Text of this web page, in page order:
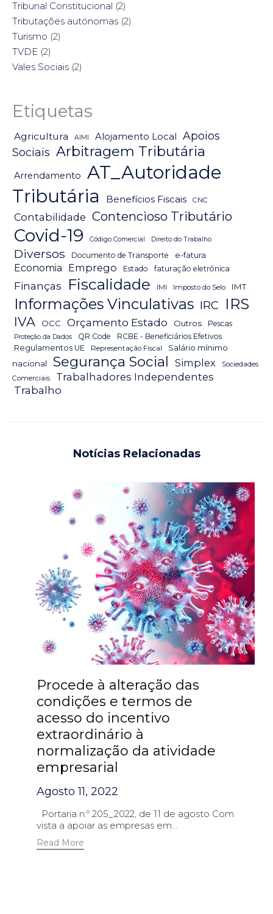
Tribunal Constitucional (2)
Tributações autónomas (2)
Turismo (2)
TVDE (2)
Vales Sociais (2)
Etiquetas
Agricultura AIMI Alojamento Local
Apoios
Sociais Arbitragem Tributária
Arrendamento
AT_Autoridade
Tributária
Benefícios Fiscais CNC
Contabilidade Contencioso Tributário
Covid-19 Código Comercial Direito do Trabalho
Diversos Documento de Transporte e-fatura
Economia Emprego Estado faturação eletrónica
Finanças Fiscalidade IMI Imposto do Selo IMT
Informações Vinculativas IRC IRS
IVA OCC Orçamento Estado Outros Pescas
Proteção da Dados QR Code
RCBE - Beneficiários Efetivos
Regulamentos UE
Representação Fiscal
Salário mínimo
nacional
Segurança Social Simplex
Sociedades
Comerciais
Trabalhadores Independentes
Trabalho
Notícias Relacionadas
Procede à alteração das
condições e termos de
acesso do incentivo
extraordinário à
normalização da atividade
empresarial
Agosto 11, 2022
Portaria n.º 205_2022, de 11 de agosto Com
vista a apoiar as empresas em...
Read More